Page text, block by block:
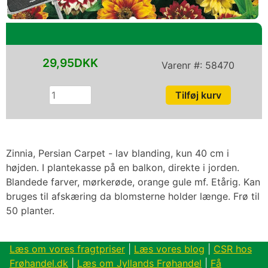
Zinnia, Persian Carpet - lav blanding, kun 40 cm i
højden. I plantekasse på en balkon, direkte i jorden.
Blandede farver, mørkerøde, orange gule mf. Etårig. Kan
bruges til afskæring da blomsterne holder længe. Frø til
50 planter.
Varenr #: 58470
29,95DKK
Læs om vores fragtpriser Læs vores blog
CSR hos
Frøhandel.dk
Læs om Jyllands Frøhandel Få